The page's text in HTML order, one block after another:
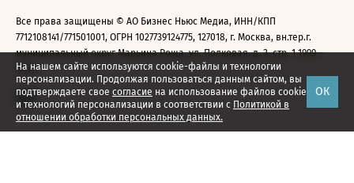
На нашем сайте используются cookie-файлы и технологии
персонализации. Продолжая пользоваться данным сайтом, вы
подтверждаете свое согласие на использование файлов cookie
и технологий персонализации в соответствии с Политикой в
отношении обработки персональных данных.
ОК
Все права защищены © АО Бизнес Ньюс Медиа, ИНН/КПП
7712108141/771501001, ОГРН 1027739124775, 127018, г. Москва, вн.тер.г.
муниципальный округ Марьина Роща, ул. Полковая, д. 3, стр. 1 1999—
2026